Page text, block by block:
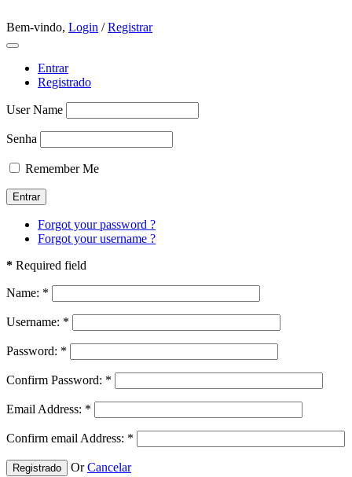
Bem-vindo, Login /Registrar
Entrar
Registrado
User Name
Senha
Remember Me
Forgot your password ?
Forgot your username ?
* Required field
Name: *
Username: *
Password: *
Confirm Password: *
Email Address: *
Confirm email Address: *
Registrado OrCancelar